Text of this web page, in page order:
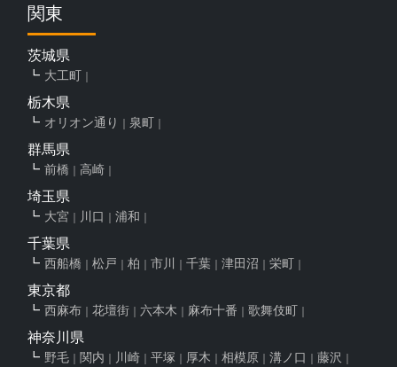
関東
茨城県
大工町
栃木県
オリオン通り 泉町
群馬県
前橋 高崎
埼玉県
大宮 川口 浦和
千葉県
西船橋 松戸 柏 市川 千葉 津田沼 栄町
東京都
西麻布 花壇街 六本木 麻布十番 歌舞伎町
神奈川県
野毛 関内 川崎 平塚 厚木 相模原 溝ノ口 藤沢